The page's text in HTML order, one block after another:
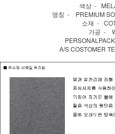
색상 -
명칭 - PREMIUM
소재 -
가공 -
A/S COSTOMER